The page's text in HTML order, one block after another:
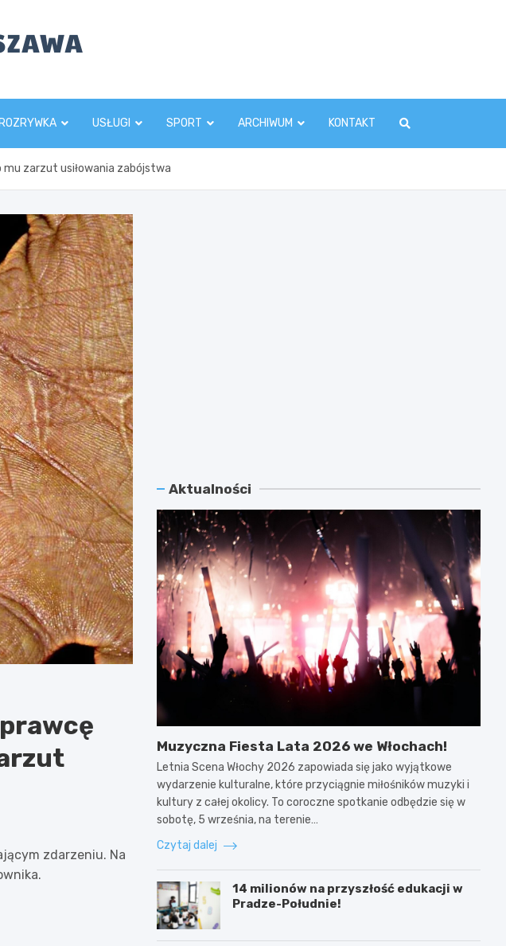
ROZRYWKA USŁUGI SPORT ARCHIWUM KONTAKT
zarzut usiłowania zabójstwa
zdarzeniu. Na
Aktualności
Muzyczna Fiesta Lata 2026 we Włochach!
Letnia Scena Włochy 2026 zapowiada się jako wyjątkowe
wydarzenie kulturalne, które przyciągnie miłośników muzyki i
kultury z całej okolicy. To coroczne spotkanie odbędzie się w
sobotę, 5 września, na terenie…
Czytaj dalej
14 milionów na przyszłość edukacji w
Pradze-Południe!